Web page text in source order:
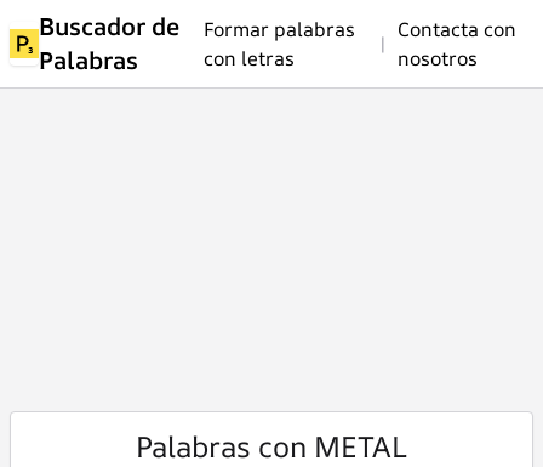
Buscador de
Palabras
Formar palabras
con letras
|
Contacta con
nosotros
Palabras con METAL